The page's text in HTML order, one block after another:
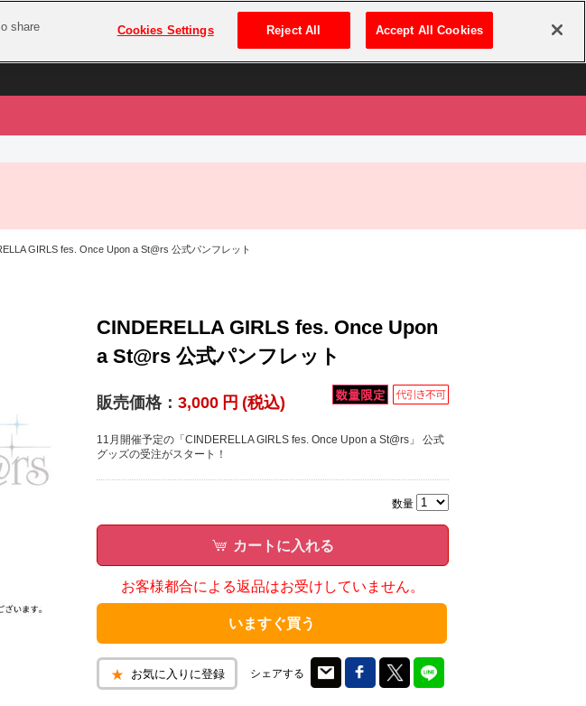
プレミアム会員とは ログイン・新規登録
ンシャイン‼
ヶ咲学園スクールアイドル同好会
GIRLS fes. Once Upon a St@rs 公式パンフレット
CINDERELLA GIRLS fes. Once Upon
a St@rs 公式パンフレット
販売価格： 3,000 円 (税込)
11月開催予定の「CINDERELLA GIRLS fes. Once Upon a St@rs」 公式
グッズの受注がスタート！
数量
カートに入れる
お客様都合による返品はお受けしていません。
いますぐ買う
お気に入りに登録 シェアする
share
Cookies Settings Reject All Accept All Cookies